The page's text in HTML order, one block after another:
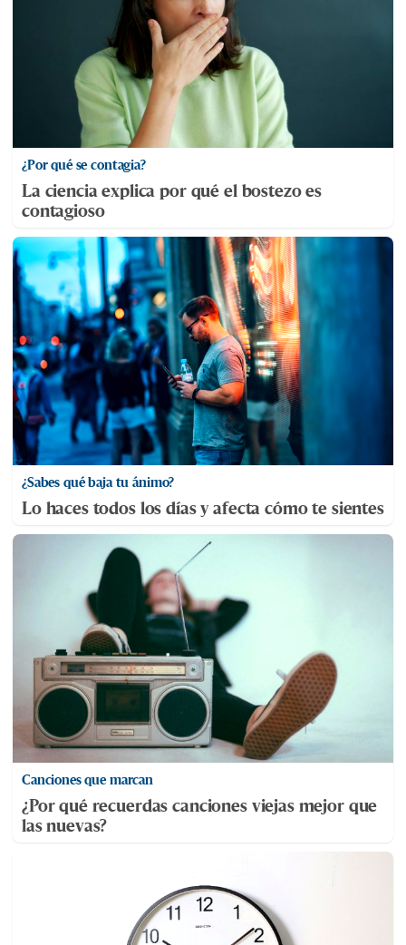
¿Por qué se contagia?
La ciencia explica por qué el bostezo es
contagioso
¿Sabes qué baja tu ánimo?
Lo haces todos los días y afecta cómo te sientes
Canciones que marcan
¿Por qué recuerdas canciones viejas mejor que
las nuevas?